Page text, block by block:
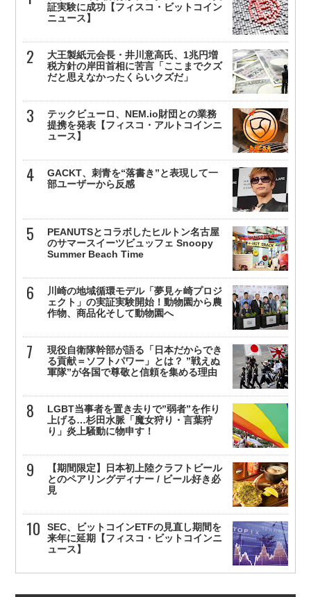
証実験に成功【フィスコ・ビットコイン
ニュース】
大王製紙元会長・井川意高氏、1兆円増
税方針の岸田首相に苦言「ここまでクズ
だと思えなかったくらいクズだ」
テックビューロ、NEM.io財団との業務
提携を発表【フィスコ・アルトコインニ
ュース】
GACKT、刺青を“落書き”と表現して一
部ユーザーから反感
PEANUTSとコラボしたヒルトン名古屋
のサマースイーツビュッフェ Snoopy
Summer Beach Time
川崎の地域循環モデル「夢見ヶ崎プロジ
ェクト」の実証実験開始！動物園から農
作物、商品化そして動物園へ
現役自衛隊幹部が語る「日本だからでき
る貢献＝ソフトパワー」とは？ ”戦えぬ
軍隊”が各国で尊敬と信頼を集める理由
LGBT当事者を置き去りで”弱者”を作り
上げる…杉田水脈「魔女狩り・言葉狩
り」炎上騒動に物申す！
【期間限定】日本初上陸クラフトビール
とのペアリングディナー / ビール好き必
見
SEC、ビットコインETFの見直し期間を
来年に延期【フィスコ・ビットコインニ
ュース】